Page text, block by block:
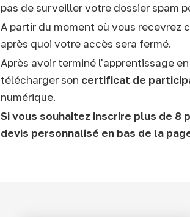
pas de surveiller votre dossier spam
A partir du moment où vous recevrez
après quoi votre accès sera fermé.
Après avoir terminé l'apprentissage
télécharger son certificat de
numérique.
Si vous souhaitez inscrire plus de 8
devis personnalisé en bas de la